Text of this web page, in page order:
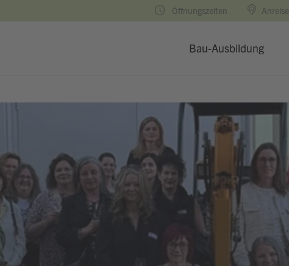
Öffnungszeiten Anreise
Bau-Ausbildung